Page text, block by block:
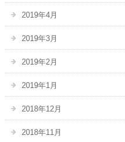
2019年4月
2019年3月
2019年2月
2019年1月
2018年12月
2018年11月